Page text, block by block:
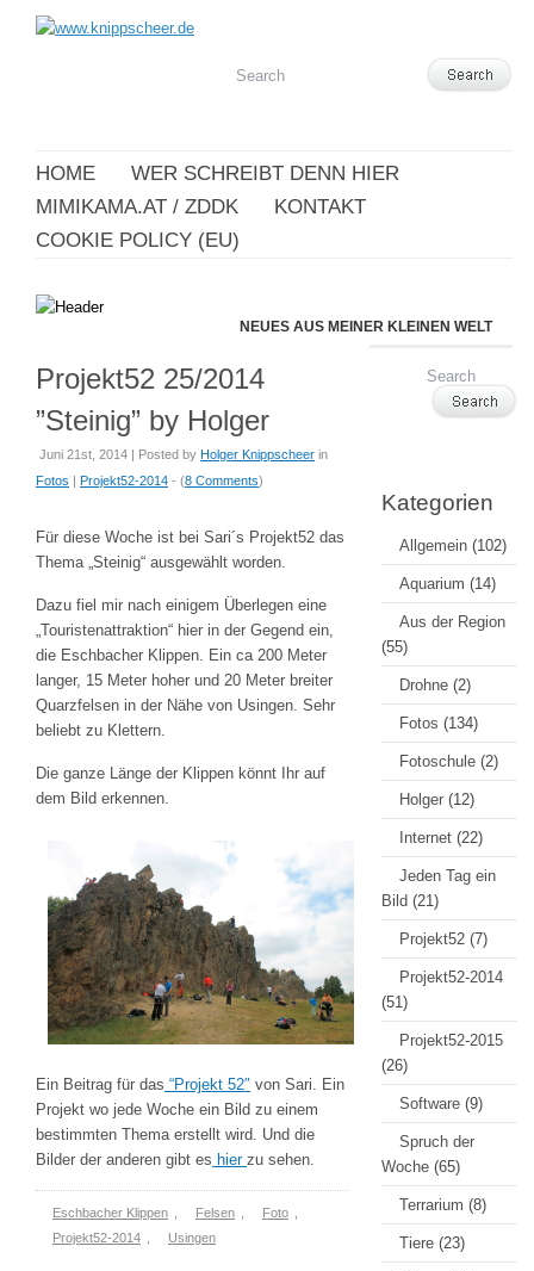
HOME
WER SCHREIBT DENN HIER
MIMIKAMA.AT / ZDDK
KONTAKT
COOKIE POLICY (EU)
NEUES AUS MEINER KLEINEN WELT
Projekt52 25/2014
”Steinig” by Holger
Juni 21st, 2014 | Posted by Holger Knippscheer in
Fotos | Projekt52-2014 - (8 Comments)
Für diese Woche ist bei Sari´s Projekt52 das
Thema „Steinig“ ausgewählt worden.
Dazu fiel mir nach einigem Überlegen eine
„Touristenattraktion“ hier in der Gegend ein,
die Eschbacher Klippen. Ein ca 200 Meter
langer, 15 Meter hoher und 20 Meter breiter
Quarzfelsen in der Nähe von Usingen. Sehr
beliebt zu Klettern.
Die ganze Länge der Klippen könnt Ihr auf
dem Bild erkennen.
Ein Beitrag für das “Projekt 52″ von Sari. Ein
Projekt wo jede Woche ein Bild zu einem
bestimmten Thema erstellt wird. Und die
Bilder der anderen gibt es hier zu sehen.
Eschbacher Klippen Felsen Foto
Projekt52-2014
Usingen
Kategorien
Allgemein (102)
Aquarium (14)
Aus der Region
(55)
Drohne (2)
Fotos (134)
Fotoschule (2)
Holger (12)
Internet (22)
Jeden Tag ein
Bild (21)
Projekt52 (7)
Projekt52-2014
(51)
Projekt52-2015
(26)
Software (9)
Spruch der
Woche (65)
Terrarium (8)
Tiere (23)